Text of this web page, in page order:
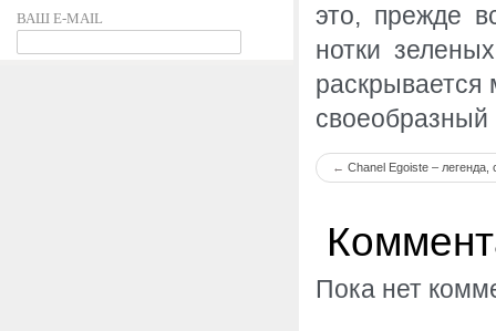
ВАШ E-MAIL
это, прежде
нотки
своеобразный
← Chanel Egoiste – легенда,
Пока нет